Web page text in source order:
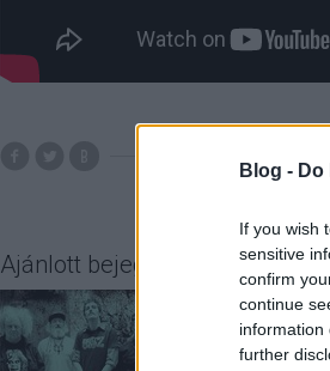
Blog -
If you wish
sensitive
confirm
continue
information
further
Ajánlott bejegyzések: